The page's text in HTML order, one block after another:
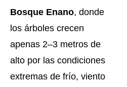
Bosque Enano, donde
los árboles crecen
apenas 2–3 metros de
alto por las condiciones
extremas de frío, viento